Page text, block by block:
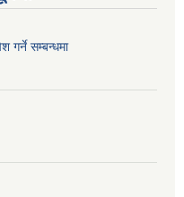
गर्ने सम्बन्धमा